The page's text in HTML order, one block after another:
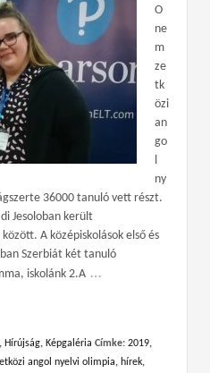
O
ne
m
ze
tk
özi
an
go
l
ny
36000 tanuló vett részt.
Jesoloban került
A középiskolások első és
Szerbiát két tanuló
iskolánk 2.A …
, Hírújság, Képgaléria Címke: 2019,
angol nyelvi olimpia, hírek,